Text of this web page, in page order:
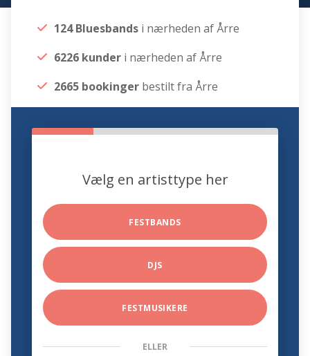
124 Bluesbands i nærheden af Årre
6226 kunder i nærheden af Årre
2665 bookinger bestilt fra Årre
Vælg en artisttype her
FESTBANDS
DJS
FESTMUSIKERE
ELLER